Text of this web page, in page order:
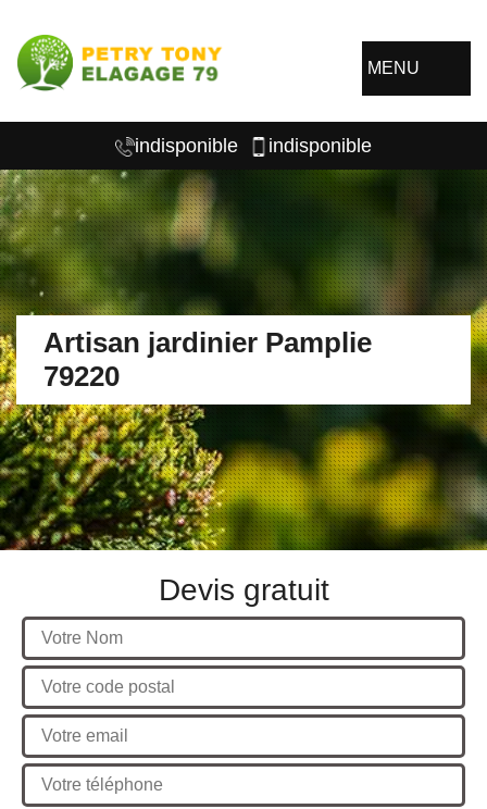
MENU
indisponible indisponible
Artisan jardinier Pamplie
79220
Devis gratuit